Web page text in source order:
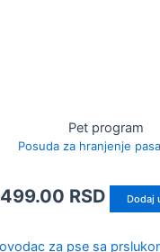
Pet program
Posuda za hranjenje
499.00 RSD Dodaj